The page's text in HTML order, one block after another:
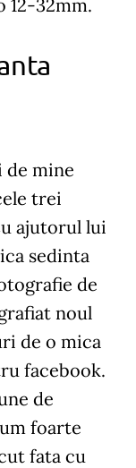
12-32mm.
de mine
trei
ajutorul lui
sedinta
de
noul
de o mica
facebook.
de
foarte
fata cu